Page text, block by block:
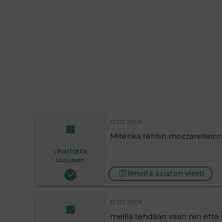
charlotta
Uusi jäsen
18.12.2004
13.02.2006
Mitenkä tehtiin
Ilmoita asiaton viesti
13.02.2006
meillä tehdään vaan niin että